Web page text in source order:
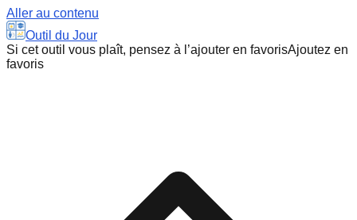
Aller au contenu
Outil du Jour
Si cet outil vous plaît, pensez à l’ajouter en favorisAjoutez en
favoris